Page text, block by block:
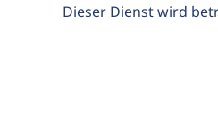
Dieser Dienst wird